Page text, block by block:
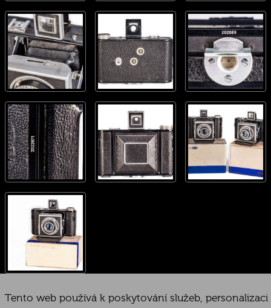
Tento web používá k poskytování služeb, personalizaci